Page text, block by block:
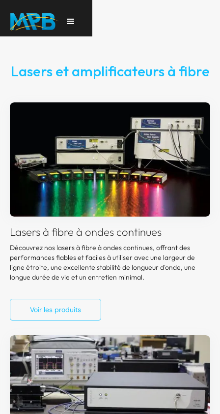
Lasers et amplificateurs à fibre
Lasers à fibre à ondes continues
Découvrez nos lasers à fibre à ondes continues, offrant des
performances fiables et faciles à utiliser avec une largeur de
ligne étroite, une excellente stabilité de longueur d'onde, une
longue durée de vie et un entretien minimal.
Voir les produits